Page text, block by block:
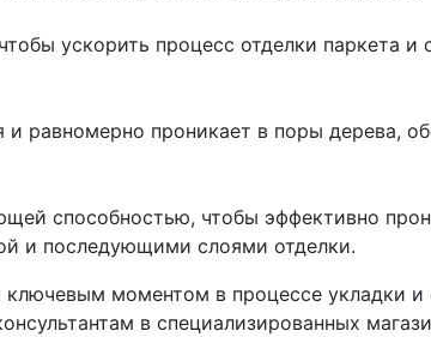
ускорить процесс отделки паркета
и равномерно проникает в поры дерева,
способностью, чтобы эффективно
и последующими слоями отделки.
моментом в процессе укладки и
в специализированных